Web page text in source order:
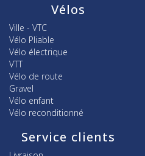
Vélos
Ville - VTC
Vélo Pliable
Vélo électrique
VTT
Vélo de route
Gravel
Vélo enfant
Vélo reconditionné
Service clients